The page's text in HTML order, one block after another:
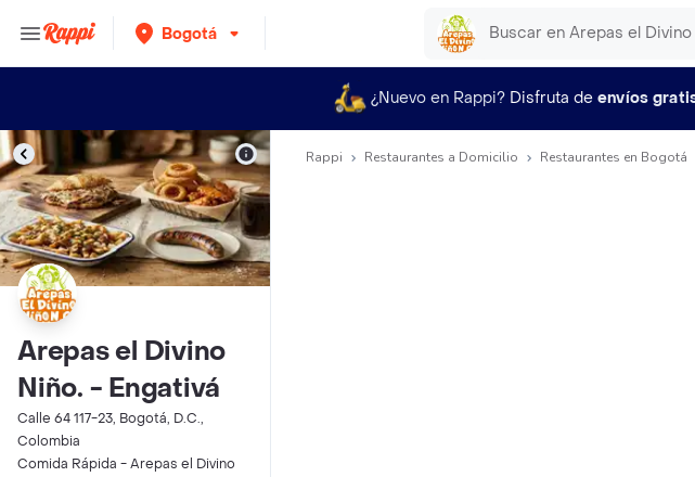
Bogotá
¿Nuevo en Rappi? Disfruta de envíos
Arepas el Divino
Niño. - Engativá
Calle 64 117-23, Bogotá, D.C.,
Colombia
Comida Rápida - Arepas el Divino
Rappi Restaurantes a Domicilio Restaurantes en Bogotá